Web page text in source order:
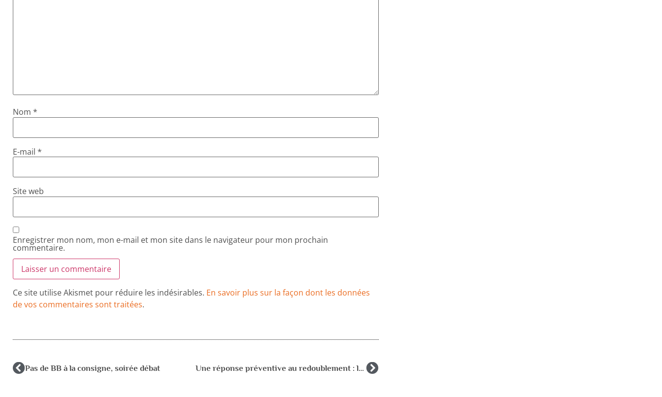
Nom *
E-mail *
Site web
Enregistrer mon nom, mon e-mail et mon site dans le navigateur pour mon prochain
commentaire.
Ce site utilise Akismet pour réduire les indésirables. En savoir plus sur la façon dont les données
de vos commentaires sont traitées.
Pas de BB à la consigne, soirée débat Une réponse préventive au redoublement : le renforcement des aides pluri-professionnelles au sein de l’école